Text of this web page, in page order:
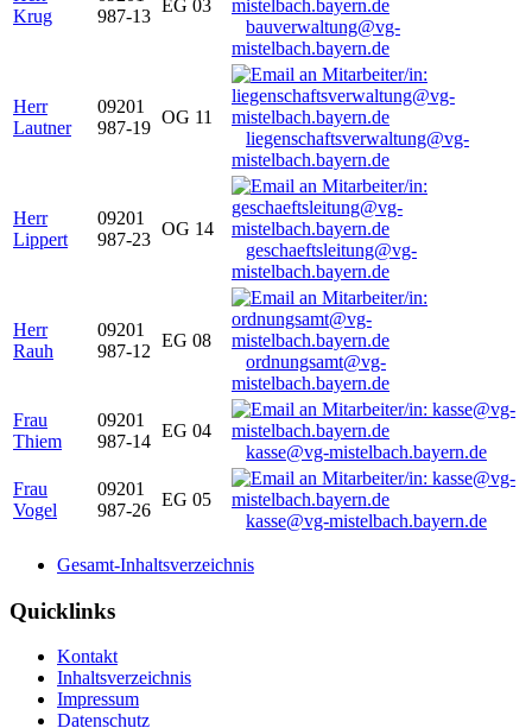
Krug
987-13
EG 03
bauverwaltung@vg-
mistelbach.bayern.de
Herr
Lautner
09201
987-19
OG 11
liegenschaftsverwaltung@vg-
mistelbach.bayern.de
Herr
Lippert
09201
987-23
OG 14
geschaeftsleitung@vg-
mistelbach.bayern.de
Herr
Rauh
09201
987-12
EG 08
ordnungsamt@vg-
mistelbach.bayern.de
Frau
Thiem
09201
987-14
EG 04
kasse@vg-mistelbach.bayern.de
Frau
Vogel
09201
987-26
EG 05
kasse@vg-mistelbach.bayern.de
Gesamt-Inhaltsverzeichnis
Quicklinks
Kontakt
Inhaltsverzeichnis
Impressum
Datenschutz